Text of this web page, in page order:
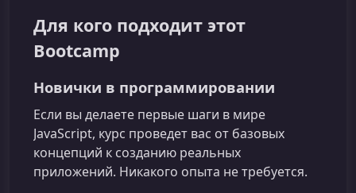
Для кого подходит этот
Bootcamp
Новички в программировании
Если вы делаете первые шаги в мире
JavaScript, курс проведет вас от базовых
концепций к созданию реальных
приложений. Никакого опыта не требуется.